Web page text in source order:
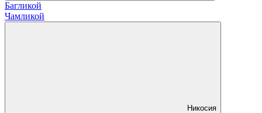
Багликой
Чамликой
Никосия